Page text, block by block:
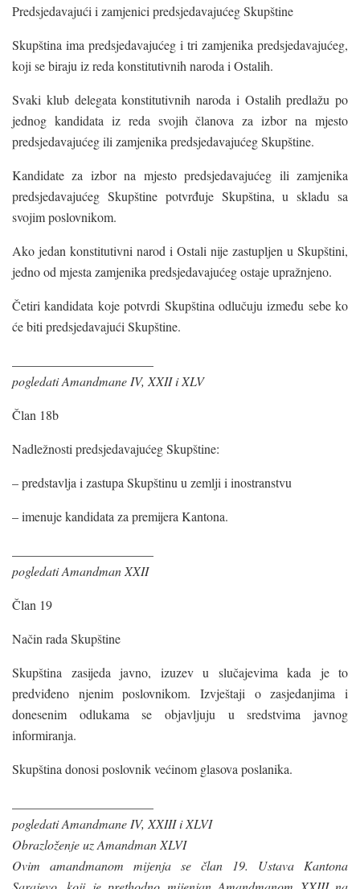
Predsjedavajući i zamjenici predsjedavajućeg Skupštine
Skupština ima predsjedavajućeg i tri zamjenika predsjedavajućeg,
koji se biraju iz reda konstitutivnih naroda i Ostalih.
Svaki klub delegata konstitutivnih naroda i Ostalih predlažu po
jednog kandidata iz reda svojih članova za izbor na mjesto
predsjedavajućeg ili zamjenika predsjedavajućeg Skupštine.
Kandidate za izbor na mjesto predsjedavajućeg ili zamjenika
predsjedavajućeg Skupštine potvrđuje Skupština, u skladu sa
svojim poslovnikom.
Ako jedan konstitutivni narod i Ostali nije zastupljen u Skupštini,
jedno od mjesta zamjenika predsjedavajućeg ostaje upražnjeno.
Četiri kandidata koje potvrdi Skupština odlučuju između sebe ko
će biti predsjedavajući Skupštine.
pogledati Amandmane IV, XXII i XLV
Član 18b
Nadležnosti predsjedavajućeg Skupštine:
– predstavlja i zastupa Skupštinu u zemlji i inostranstvu
– imenuje kandidata za premijera Kantona.
pogledati Amandman XXII
Član 19
Način rada Skupštine
Skupština zasijeda javno, izuzev u slučajevima kada je to
predviđeno njenim poslovnikom. Izvještaji o zasjedanjima i
donesenim odlukama se objavljuju u sredstvima javnog
informiranja.
Skupština donosi poslovnik većinom glasova poslanika.
pogledati Amandmane IV, XXIII i XLVI
Obrazloženje uz Amandman XLVI
Ovim amandmanom mijenja se član 19. Ustava Kantona